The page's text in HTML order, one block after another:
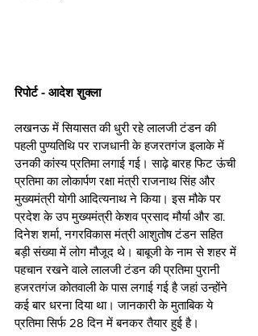
रिपोर्ट - आदेश शुक्ला
लखनऊ में सियासत की धुरी रहे लालजी टंडन की
पहली पुण्यतिथि पर राजधानी के हजरतगंज इलाके में
उनकी कांस्य प्रतिमा लगाई गई। साढ़े बारह फिट ऊंची
प्रतिमा का लोकार्पण रक्षा मंत्री राजनाथ सिंह और
मुख्यमंत्री योगी आदित्यनाथ ने किया। इस मौके पर
प्रदेश के उप मुख्यमंत्री केशव प्रसाद मौर्या और डा.
दिनेश शर्मा, नगरविकास मंत्री आशुतोष टंडन सहित
बड़ी संख्या में लोग मौजूद थे। बाबूजी के नाम से शहर में
पहचान रखने वाले लालजी टंडन की प्रतिमा पुरानी
हजरतगंज कोतवाली के पास लगाई गई है जहां उन्होंने
कई बार धरना दिया था। जानकारी के मुताबिक ये
प्रतिमा सिर्फ 28 दिन में बनकर तैयार हुई है।